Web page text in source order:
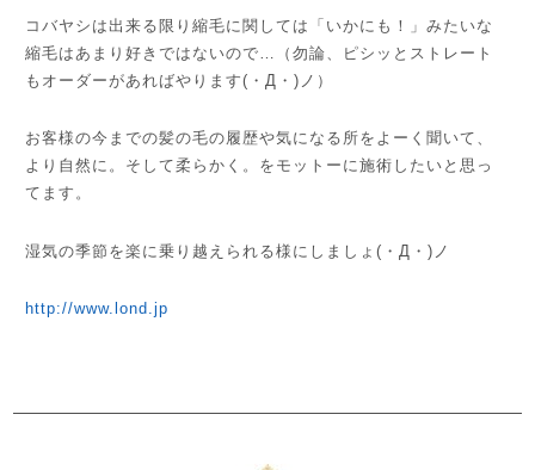
コバヤシは出来る限り縮毛に関しては「いかにも！」みたいな
縮毛はあまり好きではないので…（勿論、ピシッとストレート
もオーダーがあればやります(・Д・)ノ）
お客様の今までの髪の毛の履歴や気になる所をよーく聞いて、
より自然に。そして柔らかく。をモットーに施術したいと思っ
てます。
湿気の季節を楽に乗り越えられる様にしましょ(・Д・)ノ
http://www.lond.jp